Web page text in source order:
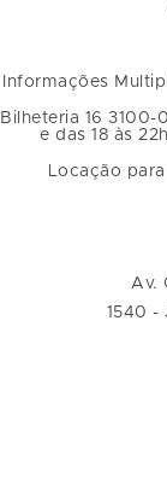
Informações
Bilheteria 16 3100-
e das 18 às
Locação
Av.
1540 -